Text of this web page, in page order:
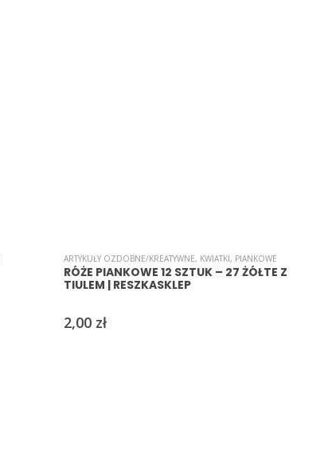
ARTYKUŁY OZDOBNE/KREATYWNE, KWIATKI, PIANKOWE
RÓŻE PIANKOWE 12 SZTUK – 27 ŻÓŁTE Z
TIULEM | RESZKASKLEP
2,00 zł